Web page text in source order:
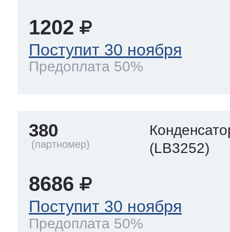
1202
Поступит 30 ноября
Предоплата 50%
380
(LB3252)
8686
Поступит 30 ноября
Предоплата 50%